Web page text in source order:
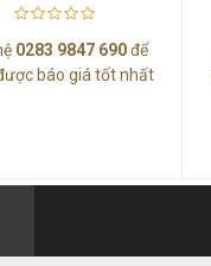
0283 9847 690để
báo giá tốt nhất